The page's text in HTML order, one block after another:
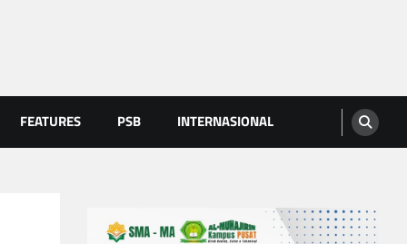
FEATURES PSB INTERNASIONAL